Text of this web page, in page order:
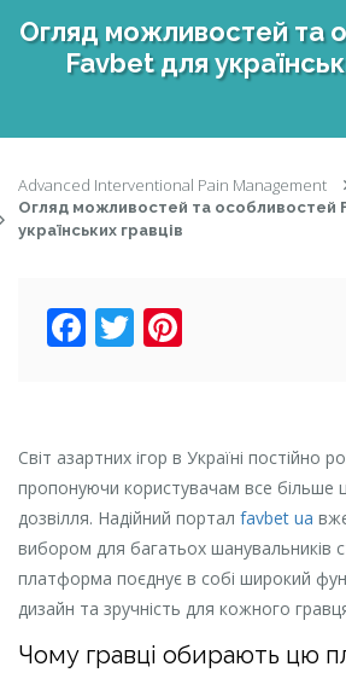
Огляд можливостей та
Favbet для
Advanced Interventional Pain Management
Огляд можливостей та особливостей
українських гравців
Facebook
Twitter
Світ азартних ігор в Україні постійно
пропонуючи користувачам все більше
дозвілля. Надійний портал favbet ua
вибором для багатьох шанувальників
платформа поєднує в собі широкий
дизайн та зручність для кожного
Чому гравці обирають цю